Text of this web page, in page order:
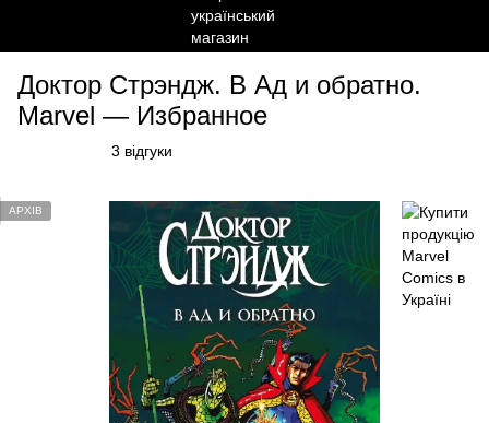
Доктор Стрэндж. В Ад и обратно.
Marvel — Избранное
3 відгуки
АРХІВ